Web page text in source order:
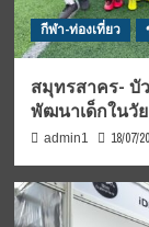
กีฬา-ท่องเที่ยว
สมุทรสาคร- บั
พัฒนาเด็กในวั
admin1 18/07/